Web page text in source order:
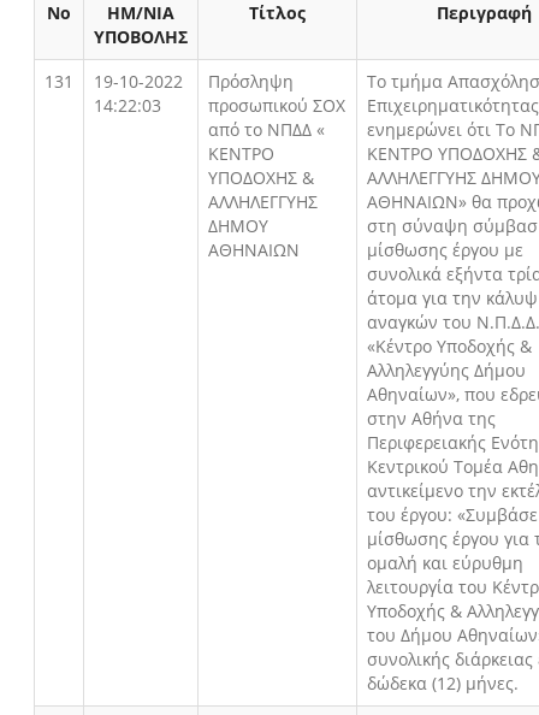
Νο
ΗΜ/ΝΙΑ
ΥΠΟΒΟΛΗΣ
Τίτλος Περιγραφή
131
19-10-2022
14:22:03
Πρόσληψη
προσωπικού ΣΟΧ
από το ΝΠΔΔ «
ΚΕΝΤΡΟ
ΥΠΟΔΟΧΗΣ &
ΑΛΛΗΛΕΓΓΥΗΣ
ΔΗΜΟΥ
ΑΘΗΝΑΙΩΝ
Το τμήμα
ενημερώνει ότι To
ΚΕΝΤΡΟ ΥΠΟΔΟΧΗΣ
ΑΛΛΗΛΕΓΓΥΗΣ
ΑΘΗΝΑΙΩΝ» θα
στη σύναψη
μίσθωσης έργου με
συνολικά εξήντα
άτομα για την
αναγκών του
«Κέντρο Υποδοχής &
Αλληλεγγύης Δήμου
Αθηναίων», που
στην Αθήνα της
Περιφερειακής
Κεντρικού Τομέα
αντικείμενο την
του έργου:
μίσθωσης έργου για
ομαλή και εύρυθμη
λειτουργία του
Υποδοχής &
του Δήμου
συνολικής
δώδεκα (12) μήνες.